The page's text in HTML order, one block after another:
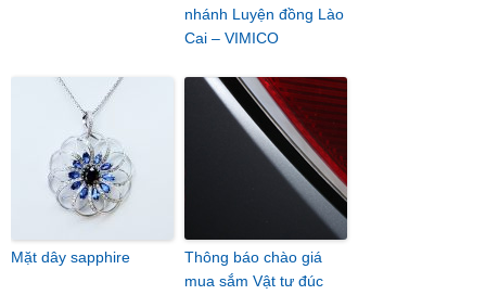
nhánh Luyện đồng Lào
Cai – VIMICO
Mặt dây sapphire
Thông báo chào giá
mua sắm Vật tư đúc